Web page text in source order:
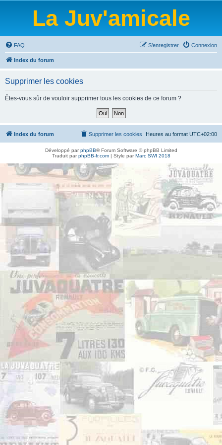
La Juv'amicale
FAQ Connexion
S’enregistrer
Index du forum
Supprimer les cookies
Êtes-vous sûr de vouloir supprimer tous les cookies de ce forum ?
Index du forum Heures au format UTC+02:00
Supprimer les cookies
Développé parphpBB® Forum Software © phpBB Limited
Traduit parphpBB-fr.com| Style parMarc SWI 2018